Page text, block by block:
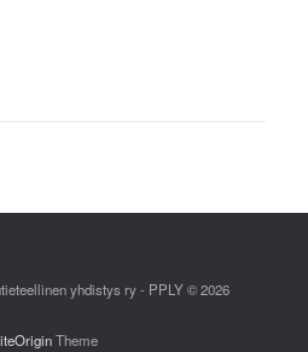
yhdistys ry - PPLY © 2026
Theme